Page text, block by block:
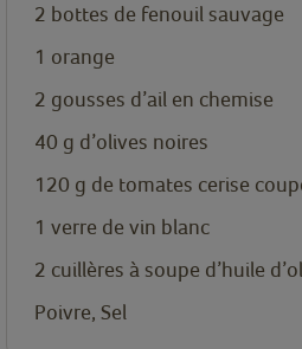
2 bottes de fenouil sauvage
1 orange
2 gousses d’ail en chemise
40 g d’olives noires
120 g de tomates cerise
1 verre de vin blanc
2 cuillères à soupe d’huile
Poivre, Sel